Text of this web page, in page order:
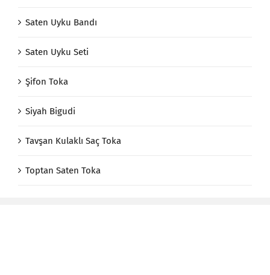
Saten Uyku Bandı
Saten Uyku Seti
Şifon Toka
Siyah Bigudi
Tavşan Kulaklı Saç Toka
Toptan Saten Toka